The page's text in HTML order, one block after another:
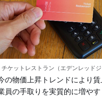
チケットレストラン（エデンレッドジ
の物価上昇トレンドにより
員の手取りを実質的に増やす